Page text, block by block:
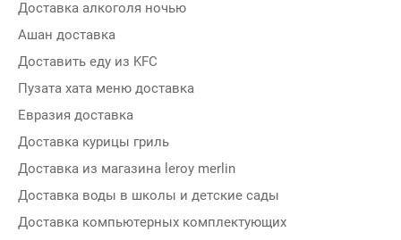
Доставка алкоголя ночью
Ашан доставка
Доставить еду из KFC
Пузата хата меню доставка
Евразия доставка
Доставка курицы гриль
Доставка из магазина leroy merlin
Доставка воды в школы и детские сады
Доставка компьютерных комплектующих